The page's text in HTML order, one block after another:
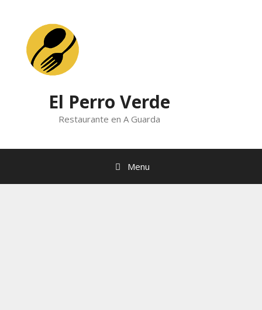
content
El Perro Verde
Restaurante en A Guarda
Menu